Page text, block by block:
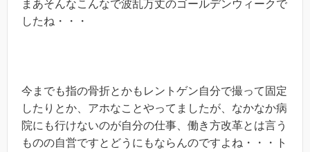
まあそんなこんなで波乱万丈のゴールデンウィークで
したね・・・
今までも指の骨折とかもレントゲン自分で撮って固定
したりとか、アホなことやってましたが、なかなか病
院にも行けないのが自分の仕事、働き方改革とは言う
ものの自営ですとどうにもならんのですよね・・・ト